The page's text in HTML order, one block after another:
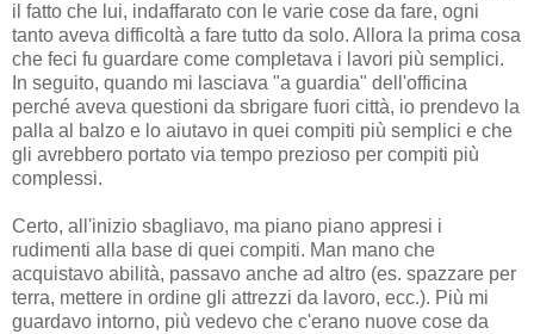
il fatto che lui, indaffarato con le varie cose da fare, ogni
tanto aveva difficoltà a fare tutto da solo. Allora la prima cosa
che feci fu guardare come completava i lavori più semplici.
In seguito, quando mi lasciava "a guardia" dell'officina
perché aveva questioni da sbrigare fuori città, io prendevo la
palla al balzo e lo aiutavo in quei compiti più semplici e che
gli avrebbero portato via tempo prezioso per compiti più
complessi.
Certo, all'inizio sbagliavo, ma piano piano appresi i
rudimenti alla base di quei compiti. Man mano che
acquistavo abilità, passavo anche ad altro (es. spazzare per
terra, mettere in ordine gli attrezzi da lavoro, ecc.). Più mi
guardavo intorno, più vedevo che c'erano nuove cose da